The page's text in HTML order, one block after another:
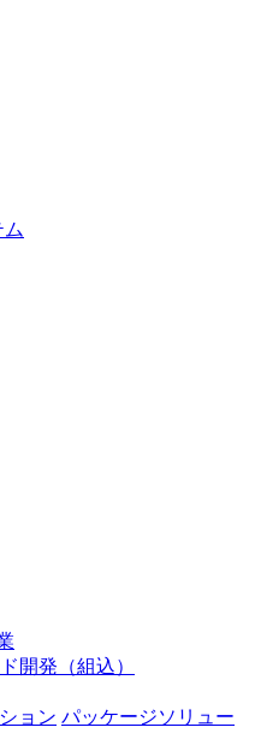
開発（組込）
ョン パッケージソリュー